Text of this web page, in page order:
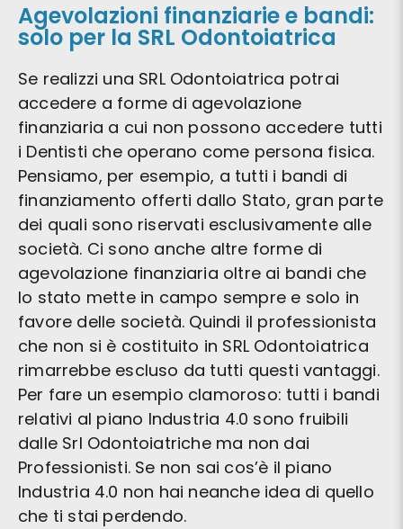
Agevolazioni finanziarie e bandi:
solo per la SRL Odontoiatrica
Se realizzi una SRL Odontoiatrica potrai
accedere a forme di agevolazione
finanziaria a cui non possono accedere tutti
i Dentisti che operano come persona fisica.
Pensiamo, per esempio, a tutti i bandi di
finanziamento offerti dallo Stato, gran parte
dei quali sono riservati esclusivamente alle
società. Ci sono anche altre forme di
agevolazione finanziaria oltre ai bandi che
lo stato mette in campo sempre e solo in
favore delle società. Quindi il professionista
che non si è costituito in SRL Odontoiatrica
rimarrebbe escluso da tutti questi vantaggi.
Per fare un esempio clamoroso: tutti i bandi
relativi al piano Industria 4.0 sono fruibili
dalle Srl Odontoiatriche ma non dai
Professionisti. Se non sai cos’è il piano
Industria 4.0 non hai neanche idea di quello
che ti stai perdendo.